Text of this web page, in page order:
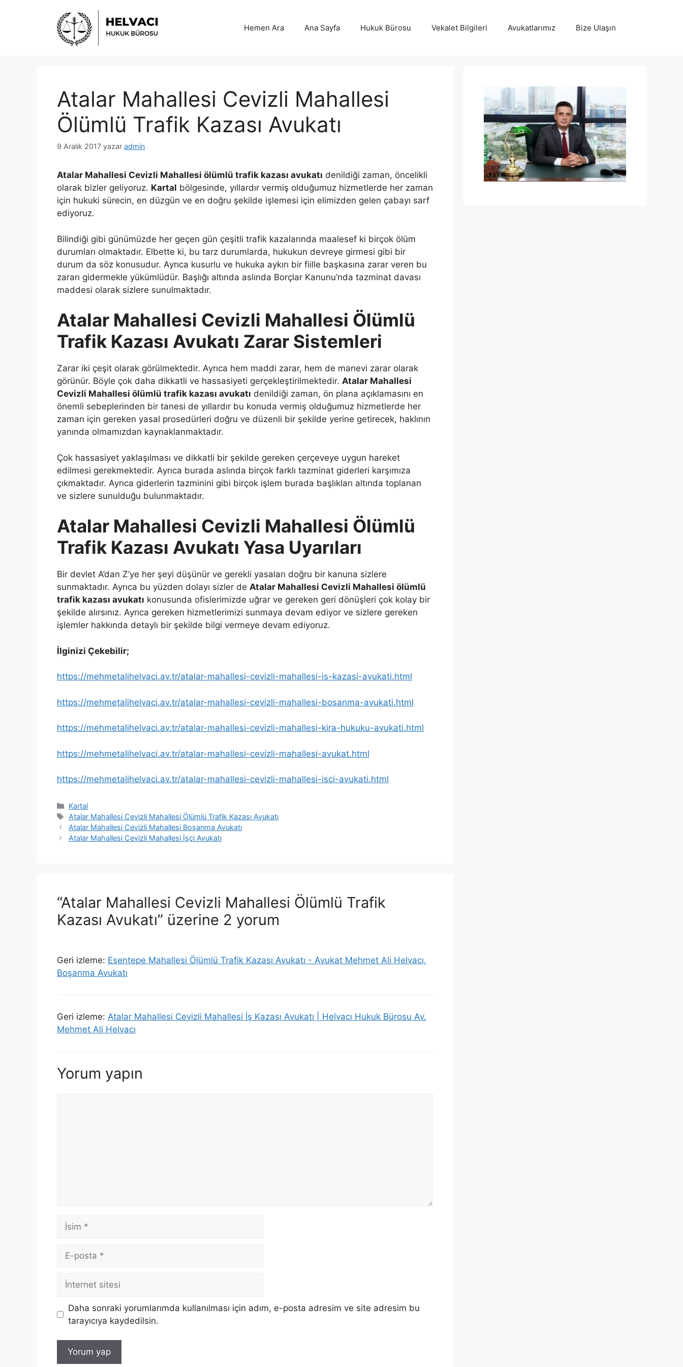
Hemen Ara Ana Sayfa Hukuk Bürosu Vekalet Bilgileri Avukatlarımız Bize Ulaşın
Atalar Mahallesi Cevizli Mahallesi
Ölümlü Trafik Kazası Avukatı
9 Aralık 2017 yazar admin
Atalar Mahallesi Cevizli Mahallesi ölümlü trafik kazası avukatı denildiği zaman, öncelikli
olarak bizler geliyoruz. Kartal bölgesinde, yıllardır vermiş olduğumuz hizmetlerde her zaman
için hukuki sürecin, en düzgün ve en doğru şekilde işlemesi için elimizden gelen çabayı sarf
ediyoruz.
Bilindiği gibi günümüzde her geçen gün çeşitli trafik kazalarında maalesef ki birçok ölüm
durumları olmaktadır. Elbette ki, bu tarz durumlarda, hukukun devreye girmesi gibi bir
durum da söz konusudur. Ayrıca kusurlu ve hukuka aykırı bir fiille başkasına zarar veren bu
zararı gidermekle yükümlüdür. Başlığı altında aslında Borçlar Kanunu’nda tazminat davası
maddesi olarak sizlere sunulmaktadır.
Atalar Mahallesi Cevizli Mahallesi Ölümlü
Trafik Kazası Avukatı Zarar Sistemleri
Zarar iki çeşit olarak görülmektedir. Ayrıca hem maddi zarar, hem de manevi zarar olarak
görünür. Böyle çok daha dikkatli ve hassasiyeti gerçekleştirilmektedir. Atalar Mahallesi
Cevizli Mahallesi ölümlü trafik kazası avukatı denildiği zaman, ön plana açıklamasını en
önemli sebeplerinden bir tanesi de yıllardır bu konuda vermiş olduğumuz hizmetlerde her
zaman için gereken yasal prosedürleri doğru ve düzenli bir şekilde yerine getirecek, haklının
yanında olmamızdan kaynaklanmaktadır.
Çok hassasiyet yaklaşılması ve dikkatli bir şekilde gereken çerçeveye uygun hareket
edilmesi gerekmektedir. Ayrıca burada aslında birçok farklı tazminat giderleri karşımıza
çıkmaktadır. Ayrıca giderlerin tazminini gibi birçok işlem burada başlıkları altında toplanan
ve sizlere sunulduğu bulunmaktadır.
Atalar Mahallesi Cevizli Mahallesi Ölümlü
Trafik Kazası Avukatı Yasa Uyarıları
Bir devlet A’dan Z’ye her şeyi düşünür ve gerekli yasaları doğru bir kanuna sizlere
sunmaktadır. Ayrıca bu yüzden dolayı sizler de Atalar Mahallesi Cevizli Mahallesi ölümlü
trafik kazası avukatı konusunda ofislerimizde uğrar ve gereken geri dönüşleri çok kolay bir
şekilde alırsınız. Ayrıca gereken hizmetlerimizi sunmaya devam ediyor ve sizlere gereken
işlemler hakkında detaylı bir şekilde bilgi vermeye devam ediyoruz.
İlginizi Çekebilir;
https://mehmetalihelvaci.av.tr/atalar-mahallesi-cevizli-mahallesi-is-kazasi-avukati.html
https://mehmetalihelvaci.av.tr/atalar-mahallesi-cevizli-mahallesi-bosanma-avukati.html
https://mehmetalihelvaci.av.tr/atalar-mahallesi-cevizli-mahallesi-kira-hukuku-avukati.html
https://mehmetalihelvaci.av.tr/atalar-mahallesi-cevizli-mahallesi-avukat.html
https://mehmetalihelvaci.av.tr/atalar-mahallesi-cevizli-mahallesi-isci-avukati.html
Kategoriler
Kartal
Etiketler
Atalar Mahallesi Cevizli Mahallesi Ölümlü Trafik Kazası Avukatı
Atalar Mahallesi Cevizli Mahallesi Boşanma Avukatı
Atalar Mahallesi Cevizli Mahallesi İşçi Avukatı
“Atalar Mahallesi Cevizli Mahallesi Ölümlü Trafik
Kazası Avukatı” üzerine 2 yorum
Geri izleme: Esentepe Mahallesi Ölümlü Trafik Kazası Avukatı - Avukat Mehmet Ali Helvacı,
Boşanma Avukatı
Geri izleme: Atalar Mahallesi Cevizli Mahallesi İş Kazası Avukatı | Helvacı Hukuk Bürosu Av.
Mehmet Ali Helvacı
Yorum yapın
İsim
posta
İnternet
sitesi
Daha sonraki yorumlarımda kullanılması için adım, e-posta adresim ve site adresim bu
tarayıcıya kaydedilsin.